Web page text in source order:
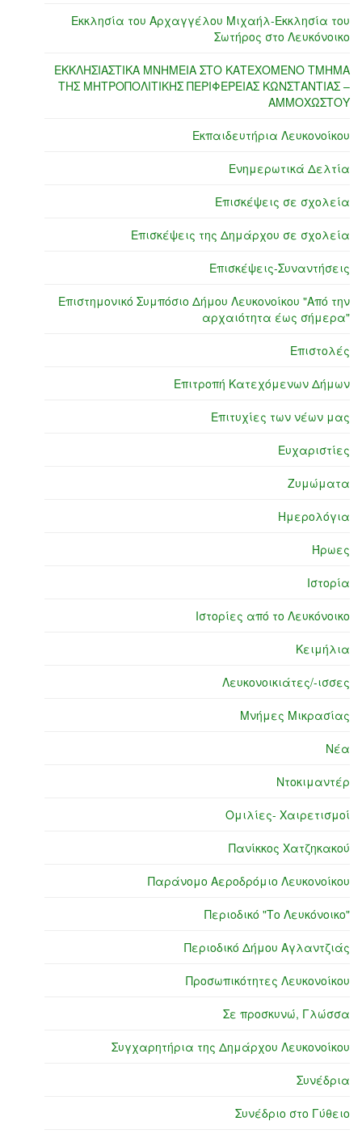
Εκκλησία του Αρχαγγέλου Μιχαήλ-Εκκλησία του
Σωτήρος στο Λευκόνοικο
ΕΚΚΛΗΣΙΑΣΤΙΚΑ ΜΝΗΜΕΙΑ ΣΤΟ ΚΑΤΕΧΟΜΕΝΟ ΤΜΗΜΑ
ΤΗΣ ΜΗΤΡΟΠΟΛΙΤΙΚΗΣ ΠΕΡΙΦΕΡΕΙΑΣ ΚΩΝΣΤΑΝΤΙΑΣ –
ΑΜΜΟΧΩΣΤΟΥ
Εκπαιδευτήρια Λευκονοίκου
Ενημερωτικά Δελτία
Επισκέψεις σε σχολεία
Επισκέψεις της Δημάρχου σε σχολεία
Επισκέψεις-Συναντήσεις
Επιστημονικό Συμπόσιο Δήμου Λευκονοίκου "Από την
αρχαιότητα έως σήμερα"
Επιστολές
Επιτροπή Κατεχόμενων Δήμων
Επιτυχίες των νέων μας
Ευχαριστίες
Ζυμώματα
Ημερολόγια
Ήρωες
Ιστορία
Ιστορίες από το Λευκόνοικο
Κειμήλια
Λευκονοικιάτες/-ισσες
Μνήμες Μικρασίας
Νέα
Ντοκιμαντέρ
Ομιλίες- Χαιρετισμοί
Πανίκκος Χατζηκακού
Παράνομο Αεροδρόμιο Λευκονοίκου
Περιοδικό "Το Λευκόνοικο"
Περιοδικό Δήμου Αγλαντζιάς
Προσωπικότητες Λευκονοίκου
Σε προσκυνώ, Γλώσσα
Συγχαρητήρια της Δημάρχου Λευκονοίκου
Συνέδρια
Συνέδριο στο Γύθειο